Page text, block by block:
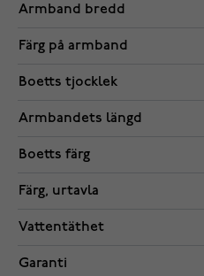
Armband bredd
Färg på armband
Boetts tjocklek
Armbandets längd
Boetts färg
Färg, urtavla
Vattentäthet
Garanti